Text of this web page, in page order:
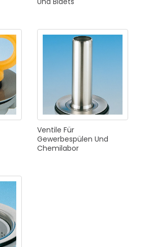
Ventile Für
Gewerbespülen Und
Chemilabor